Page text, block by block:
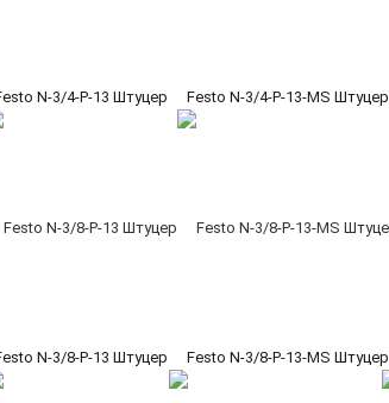
N-3/4-P-13 Штуцер Festo N-3/4-P-13-MS Штуцер
N-3/8-P-13 Штуцер Festo N-3/8-P-13-MS Штуцер